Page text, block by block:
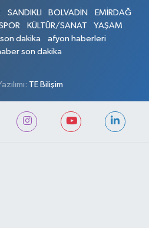
SANDIKLI BOLVADİN
EMİRDAĞ
KÜLTÜR/SANAT
YAŞAM
dakika
afyon haberleri
son dakika
TE Bilişim